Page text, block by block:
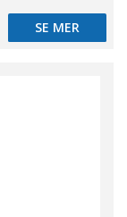
SE MER
SE MER